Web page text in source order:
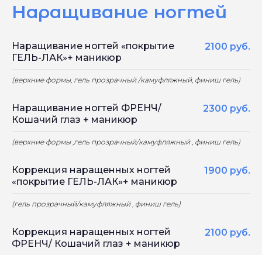
Наращивание ногтей
Наращивание ногтей «покрытие
ГЕЛЬ-ЛАК»+ маникюр
2100 руб.
(верхние формы, гель прозрачный /камуфляжный, финиш гель)
Наращивание ногтей ФРЕНЧ/
Кошачий глаз + маникюр
2300 руб.
(верхние формы ,гель прозрачный/камуфляжный , финиш гель)
Коррекция наращенных ногтей
«покрытие ГЕЛЬ-ЛАК»+ маникюр
1900 руб.
(гель прозрачный/камуфляжный , финиш гель)
Коррекция наращенных ногтей
ФРЕНЧ/ Кошачий глаз + маникюр
2100 руб.